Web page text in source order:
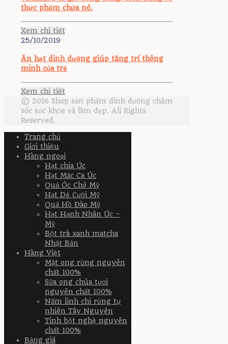
thực phẩm chứa nó.
Xem chi tiết
25/10/2019
Ăn hạt dinh dưỡng giúp tăng trí thông
minh của trẻ
Xem chi tiết
© 2016 Shop sản phẩm dinh dưỡng chăm
sóc sức khỏe và làm đẹp. All Rights
Reserved.
Trang chủ
Giới thiệu
Hàng ngoại
Hạt chia Úc
Hạt Mắc Ca Úc
Quả Óc Chó Mỹ
Hạt Dẻ Cười Mỹ
Quả Hồ Đào Mỹ
Hạt Hạnh Nhân Úc –
Mỹ
Bột trà xanh matcha
Nhật Bản
Hàng Việt
Mật ong rừng nguyên
chất 100%
Sữa ong chúa tươi
nguyên chất 100%
Nấm linh chi rừng tự
nhiên Tây Nguyên
Tinh bột nghệ nguyên
chất 100%
Bảng giá